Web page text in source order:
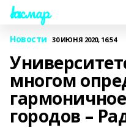
Һаҡмар
Новости 30 ИЮНЯ 2020, 16:54
многом
городов –